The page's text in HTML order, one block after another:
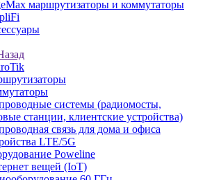
маршрутизаторы и коммутаторы
системы (радиомосты,
станции, клиентские устройства)
связь для дома и офиса
LTE/5G
Poweline
вещей (IoT)